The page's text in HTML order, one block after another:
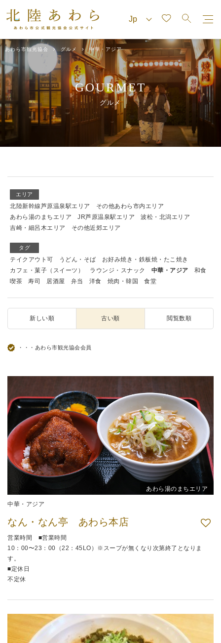
あわら市観光協会 グルメ 中華・アジア
GOURMET
グルメ
エリア
北陸新幹線芦原温泉駅エリア
その他あわら市内エリア
あわら湯のまちエリア
JR芦原温泉駅エリア
波松・北潟エリア
吉崎・細呂木エリア
その他近郊エリア
タグ
テイクアウト可 うどん・そば
お好み焼き・鉄板焼・たこ焼き
カフェ・菓子（スイーツ）
ラウンジ・スナック 中華・アジア
和食
喫茶
寿司 居酒屋 弁当 洋食 焼肉・韓国 食堂
新しい順 古い順 閲覧数順
・・・あわら市観光協会会員
あわら湯のまちエリア
中華・アジア
なん・なん亭 あわら本店
営業時間 ■営業時間
10：00〜23：00（22：45LO）※スープが無くなり次第終了となりま
す。
■定休日
不定休